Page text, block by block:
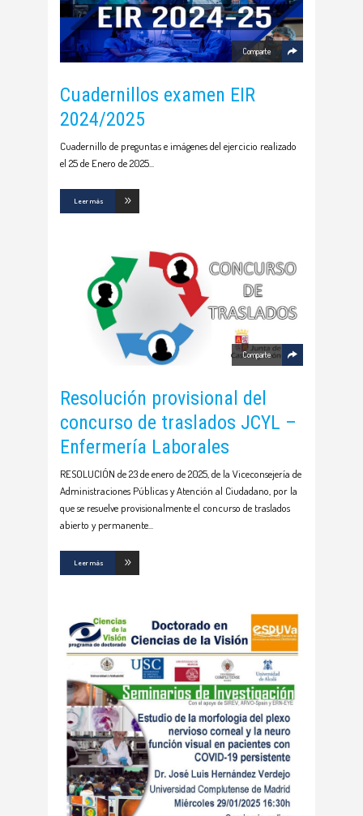
Comparte
Cuadernillos examen EIR
2024/2025
Cuadernillo de preguntas e imágenes del ejercicio realizado
el 25 de Enero de 2025
Leer más
Comparte
Resolución provisional del
concurso de traslados JCYL –
Enfermería Laborales
RESOLUCIÓN de 23 de enero de 2025, de la Viceconsejería de
Administraciones Públicas y Atención al Ciudadano, por la
que se resuelve provisionalmente el concurso de traslados
abierto y permanente
Leer más